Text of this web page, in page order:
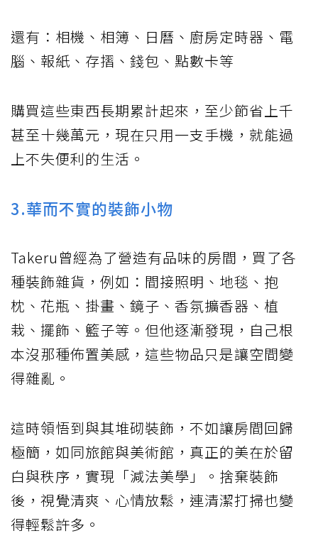
還有：相機、相簿、日曆、廚房定時器、電
腦、報紙、存摺、錢包、點數卡等
購買這些東西長期累計起來，至少節省上千
甚至十幾萬元，現在只用一支手機，就能過
上不失便利的生活。
3.華而不實的裝飾小物
Takeru曾經為了營造有品味的房間，買了各
種裝飾雜貨，例如：間接照明、地毯、抱
枕、花瓶、掛畫、鏡子、香氛擴香器、植
栽、擺飾、籃子等。但他逐漸發現，自己根
本沒那種佈置美感，這些物品只是讓空間變
得雜亂。
這時領悟到與其堆砌裝飾，不如讓房間回歸
極簡，如同旅館與美術館，真正的美在於留
白與秩序，實現「減法美學」。捨棄裝飾
後，視覺清爽、心情放鬆，連清潔打掃也變
得輕鬆許多。